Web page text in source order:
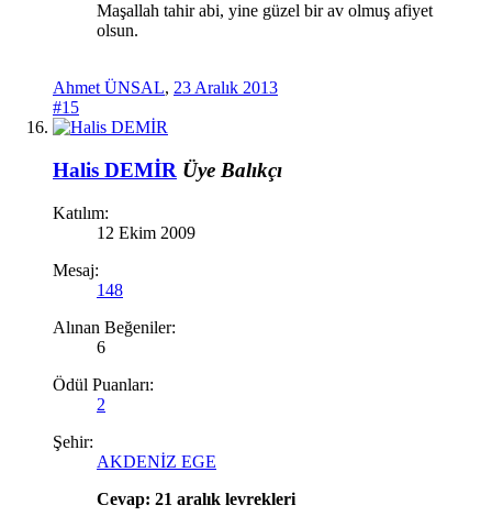
Maşallah tahir abi, yine güzel bir av olmuş afiyet
olsun.
Ahmet ÜNSAL, 23 Aralık 2013
#15
Halis DEMİR Üye Balıkçı
Katılım:
12 Ekim 2009
Mesaj:
148
Alınan Beğeniler:
6
Ödül Puanları:
2
Şehir:
AKDENİZ EGE
Cevap: 21 aralık levrekleri